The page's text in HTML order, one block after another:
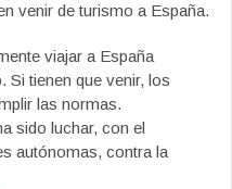
venir de turismo a España.
viajar a España
Si tienen que venir, los
las normas.
sido luchar, con el
autónomas, contra la